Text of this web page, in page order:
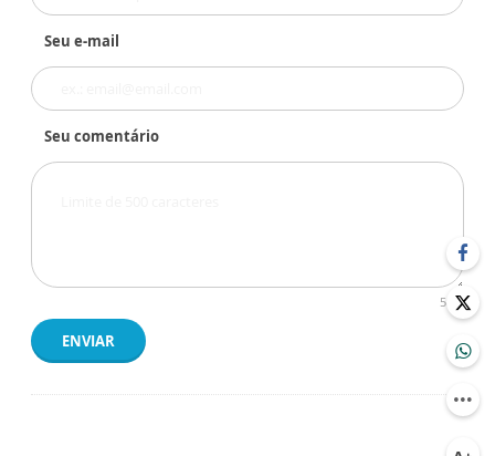
Seu e-mail
Seu comentário
500
ENVIAR